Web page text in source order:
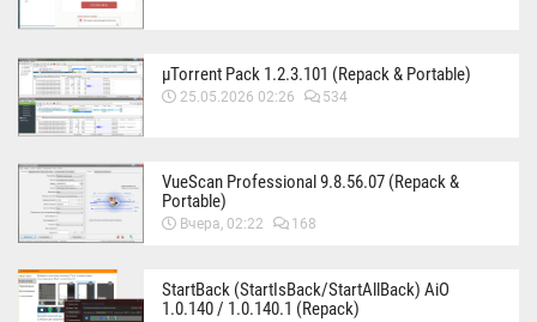
µTorrent Pack 1.2.3.101 (Repack & Portable)
25.05.2026 02:26 534
VueScan Professional 9.8.56.07 (Repack &
Portable)
Вчера, 02:22 168
StartBack (StartIsBack/StartAllBack) AiO
1.0.140 / 1.0.140.1 (Repack)